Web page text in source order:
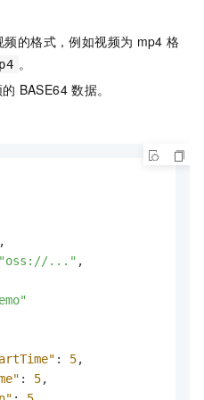
频的格式，例如视频为 mp4 格
。
的 BASE64 数据。
,
"oss://..." ,
: 5,
: 5,